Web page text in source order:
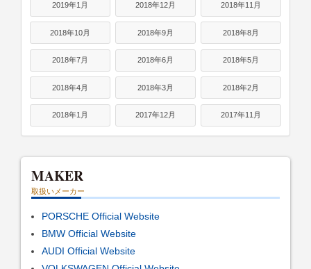
2019年1月 2018年12月 2018年11月
2018年10月 2018年9月 2018年8月
2018年7月 2018年6月 2018年5月
2018年4月 2018年3月 2018年2月
2018年1月 2017年12月 2017年11月
MAKER
取扱いメーカー
PORSCHE Official Website
BMW Official Website
AUDI Official Website